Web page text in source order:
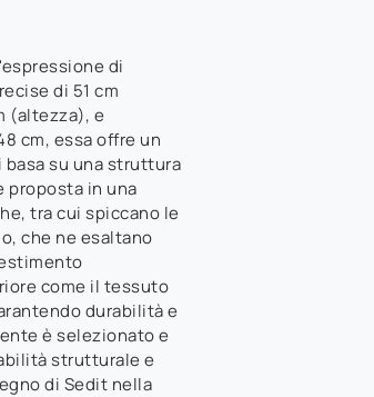
di
di 51 cm
(altezza), e
cm, essa offre un
su una struttura
proposta in una
tra cui spiccano le
che ne esaltano
come il tessuto
durabilità e
è selezionato e
strutturale e
di Sedit nella